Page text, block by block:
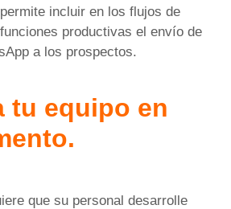
incluir en los flujos de
productivas el envío de
a los prospectos.
tu equipo en
que su personal desarrolle